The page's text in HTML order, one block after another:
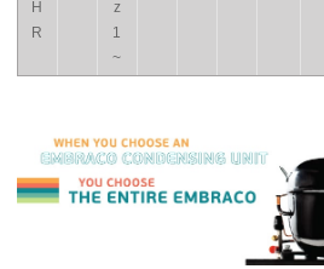
H
R
z
1
~